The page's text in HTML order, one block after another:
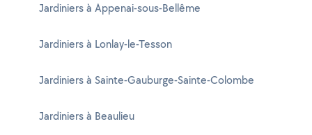
Jardiniers à Appenai-sous-Bellême
Jardiniers à Lonlay-le-Tesson
Jardiniers à Sainte-Gauburge-Sainte-Colombe
Jardiniers à Beaulieu